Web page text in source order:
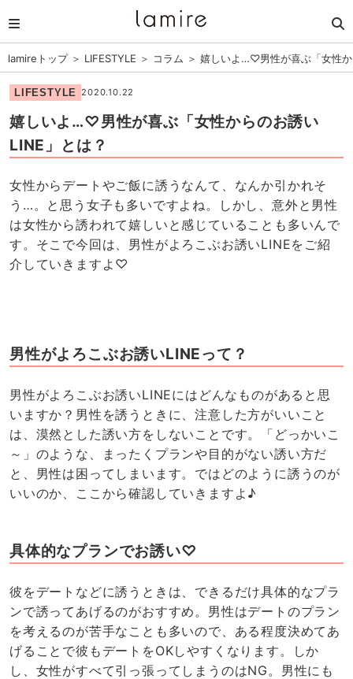
lamireトップ＞ LIFESTYLE ＞ コラム ＞ 嬉しいよ…♡男性が喜ぶ「女性
LIFESTYLE 2020.10.22
嬉しいよ…♡男性が喜ぶ「女性からのお誘い
LINE」とは？
女性からデートやご飯に誘うなんて、なんか引かれそ
う…。と思う女子も多いですよね。しかし、意外と男性
は女性から誘われて嬉しいと感じていることも多いんで
す。そこで今回は、男性がよろこぶお誘いLINEをご紹
介していきますよ♡
男性がよろこぶお誘いLINEって？
男性がよろこぶお誘いLINEにはどんなものがあると思
いますか？男性を誘うときに、注意した方がいいこと
は、漠然とした誘い方をしないことです。「どっかいこ
～」のような、まったくプランや目的がない誘い方だ
と、男性は困ってしまいます。ではどのように誘うのが
いいのか、ここから確認していきますよ♪
具体的なプランでお誘い♡
彼をデートなどに誘うときは、できるだけ具体的なプラ
ンで誘ってあげるのがおすすめ。男性はデートのプラン
を考えるのが苦手なことも多いので、ある程度決めてあ
げることで彼もデートをOKしやすくなります。しか
し、女性がすべて引っ張ってしまうのはNG。男性にも